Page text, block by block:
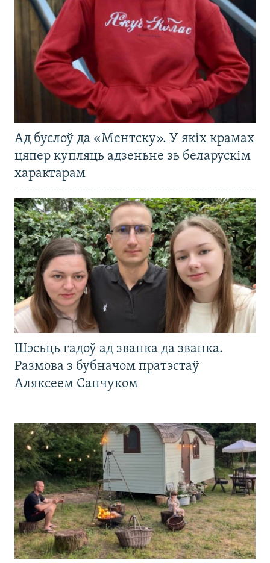
Ад буслоў да «Ментску». У якіх крамах
цяпер купляць адзеньне зь беларускім
характарам
Шэсьць гадоў ад званка да званка.
Размова з бубначом пратэстаў
Аляксеем Санчуком